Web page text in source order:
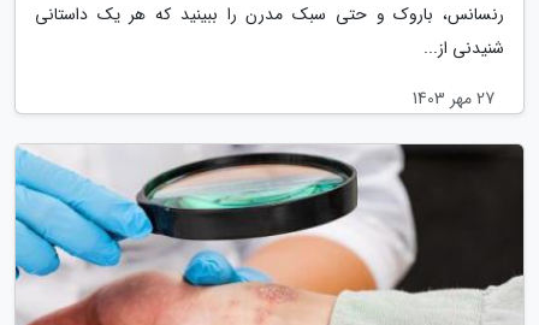
رنسانس، باروک و حتی سبک مدرن را ببینید که هر یک داستانی
شنیدنی از...
27 مهر 1403